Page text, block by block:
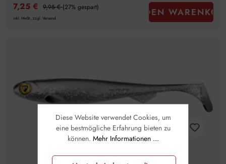
7,25 € 9,95 €(27% gespart)
inkl. MwSt., zzgl. Versand IN DEN
Diese Website verwendet Cookies, um
eine bestmögliche Erfahrung bieten zu
können. Mehr Informationen ...